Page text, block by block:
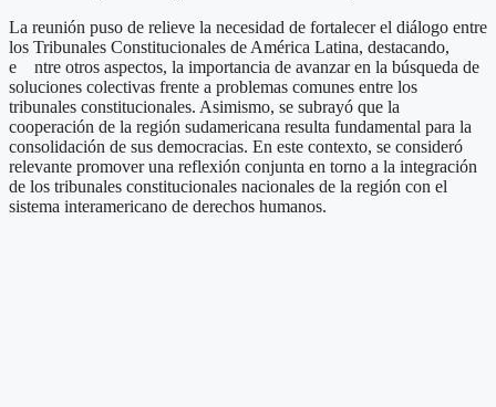
La reunión puso de relieve la necesidad de fortalecer el diálogo entre
los Tribunales Constitucionales de América Latina, destacando,
e ntre otros aspectos, la importancia de avanzar en la búsqueda de
soluciones colectivas frente a problemas comunes entre los
tribunales constitucionales. Asimismo, se subrayó que la
cooperación de la región sudamericana resulta fundamental para la
consolidación de sus democracias. En este contexto, se consideró
relevante promover una reflexión conjunta en torno a la integración
de los tribunales constitucionales nacionales de la región con el
sistema interamericano de derechos humanos.